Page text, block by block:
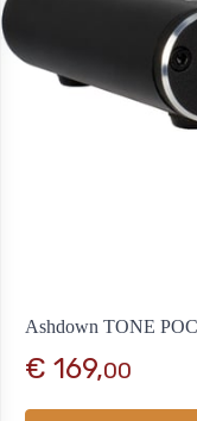
Ashdown TONE
€ 169,00